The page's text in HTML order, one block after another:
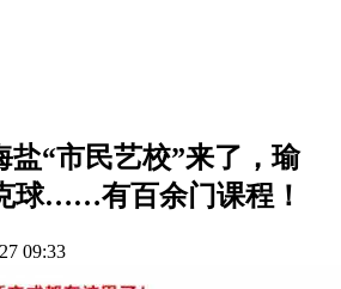
盐“市民艺校”来了，瑜
球……有百余门课程！
09:33